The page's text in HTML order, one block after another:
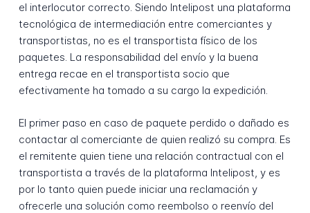
el interlocutor correcto. Siendo Intelipost una plataforma
tecnológica de intermediación entre comerciantes y
transportistas, no es el transportista físico de los
paquetes. La responsabilidad del envío y la buena
entrega recae en el transportista socio que
efectivamente ha tomado a su cargo la expedición.
El primer paso en caso de paquete perdido o dañado es
contactar al comerciante de quien realizó su compra. Es
el remitente quien tiene una relación contractual con el
transportista a través de la plataforma Intelipost, y es
por lo tanto quien puede iniciar una reclamación y
ofrecerle una solución como reembolso o reenvío del